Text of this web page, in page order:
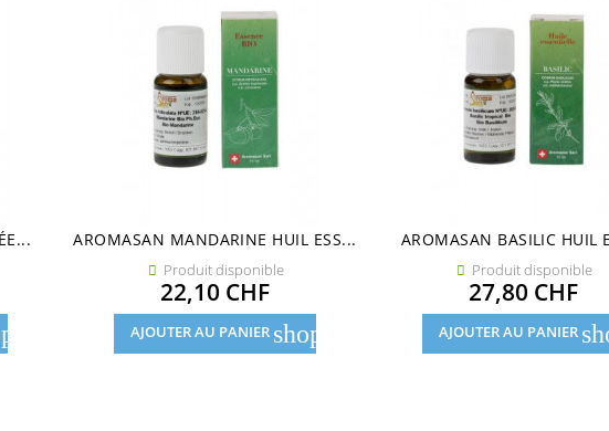
AROMASAN MANDARINE HUIL ESS...
 Produit disponible
Prix
22,10 CHF
AJOUTER AU PANIER shopping_cart
AROMASAN BASILIC HUIL
 Produit disponible
Prix
27,80 CHF
AJOUTER AU PANIER